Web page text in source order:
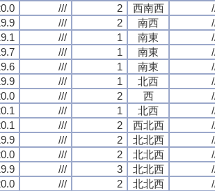
/// 2 西南西
/// 2 南西
/// 1 南東
/// 1 南東
/// 1 南東
/// 1 北西
/// 2 西
/// 1 北西
/// 2 西北西
/// 2 北北西
/// 2 北北西
/// 3 北北西
/// 2 北北西